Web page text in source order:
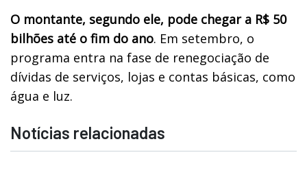
O montante, segundo ele, pode chegar a R$ 50
bilhões até o fim do ano. Em setembro, o
programa entra na fase de renegociação de
dívidas de serviços, lojas e contas básicas, como
água e luz.
Notícias relacionadas